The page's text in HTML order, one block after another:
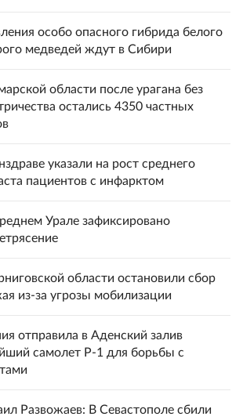
особо опасного гибрида белого
медведей ждут в Сибири
области после урагана без
остались 4350 частных
указали на рост среднего
пациентов с инфарктом
Урале зафиксировано
области остановили сбор
из-за угрозы мобилизации
отправила в Аденский залив
самолет Р-1 для борьбы с
Развожаев: В Севастополе сбили